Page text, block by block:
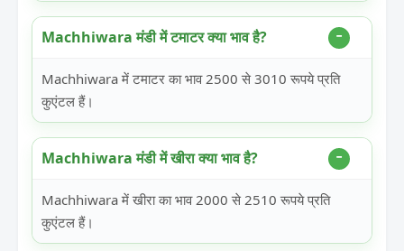
Machhiwara मंडी में टमाटर क्या भाव है?
Machhiwara में टमाटर का भाव 2500 से 3010 रूपये प्रति
कुएंटल हैं।
Machhiwara मंडी में खीरा क्या भाव है?
Machhiwara में खीरा का भाव 2000 से 2510 रूपये प्रति
कुएंटल हैं।